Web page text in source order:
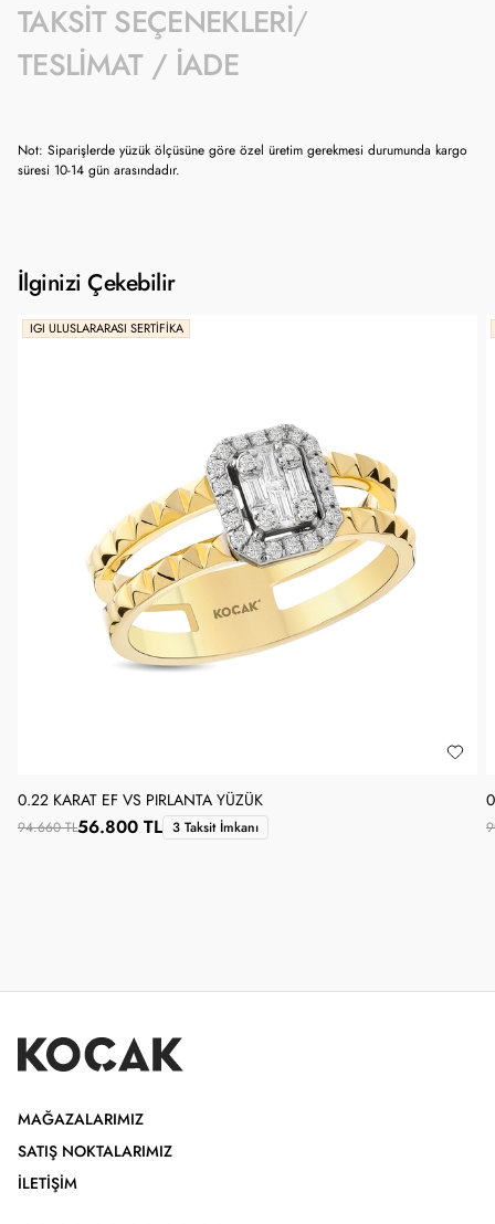
TAKSIT SEÇENEKLERI
TESLIMAT / İADE
Not: Siparişlerde yüzük ölçüsüne göre özel üretim gerekmesi durumunda kargo
süresi 10-14 gün arasındadır.
İlginizi Çekebilir
IGI ULUSLARARASI SERTIFIKA
0.22 KARAT EF VS PIRLANTA YÜZÜK
94.660 TL56.800 TL 3 Taksit İmkanı
MAĞAZALARIMIZ
SATIŞ NOKTALARIMIZ
İLETIŞIM